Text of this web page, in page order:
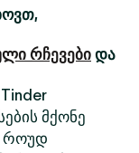
რჩევებიდა
მქონე
როუდ